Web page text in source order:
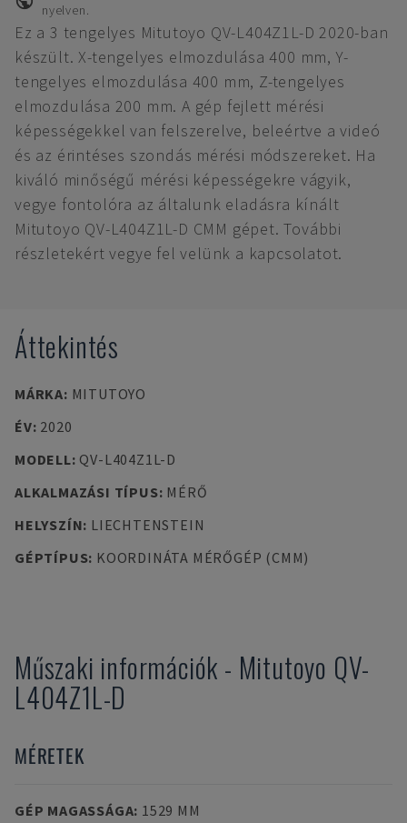
nyelven.
Ez a 3 tengelyes Mitutoyo QV-L404Z1L-D 2020-ban
készült. X-tengelyes elmozdulása 400 mm, Y-
tengelyes elmozdulása 400 mm, Z-tengelyes
elmozdulása 200 mm. A gép fejlett mérési
képességekkel van felszerelve, beleértve a videó
és az érintéses szondás mérési módszereket. Ha
kiváló minőségű mérési képességekre vágyik,
vegye fontolóra az általunk eladásra kínált
Mitutoyo QV-L404Z1L-D CMM gépet. További
részletekért vegye fel velünk a kapcsolatot.
Áttekintés
MÁRKA: MITUTOYO
ÉV: 2020
MODELL: QV-L404Z1L-D
ALKALMAZÁSI TÍPUS: MÉRŐ
HELYSZÍN: LIECHTENSTEIN
GÉPTÍPUS: KOORDINÁTA MÉRŐGÉP (CMM)
Műszaki információk - Mitutoyo QV-
L404Z1L-D
MÉRETEK
GÉP MAGASSÁGA: 1529 MM